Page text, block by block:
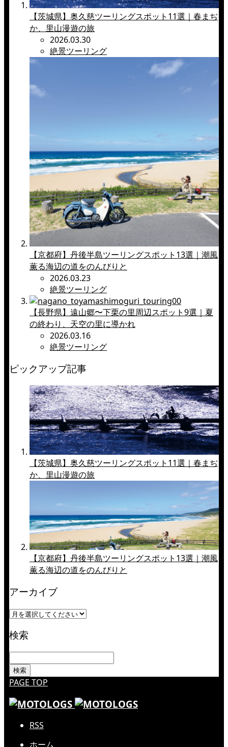
【茨城県】奥久慈ツーリングスポット11選｜春まぢ
か、里山漫遊の旅
2026.03.30
絶景ツーリング
【京都府】丹後半島ツーリングスポット13選｜潮風
薫る海辺の道をのんびりと
2026.03.23
絶景ツーリング
【長野県】遠山郷〜下栗の里周辺スポット9選｜夏
の終わり、天空の里に導かれ
2026.03.16
絶景ツーリング
ピックアップ記事
【茨城県】奥久慈ツーリングスポット11選｜春まぢ
か、里山漫遊の旅
【京都府】丹後半島ツーリングスポット13選｜潮風
薫る海辺の道をのんびりと
アーカイブ
検索
PAGE TOP
RSS
ホーム